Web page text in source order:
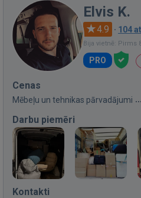
Elvis K.
4.9 · 104
Bija vietnē: Pirms
PRO
Cenas
Mēbeļu un tehnikas pārvadājumi
Darbu piemēri
Kontakti